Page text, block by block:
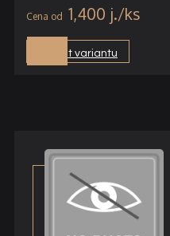
1,400 j.
Vybrat variantu